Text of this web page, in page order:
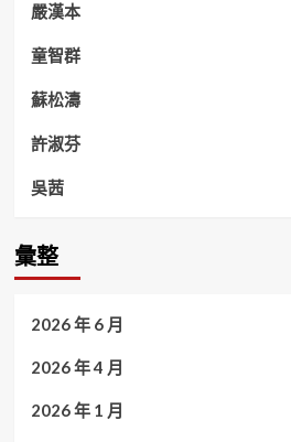
嚴漢本
童智群
蘇松濤
許淑芬
吳茜
彙整
2026 年 6 月
2026 年 4 月
2026 年 1 月